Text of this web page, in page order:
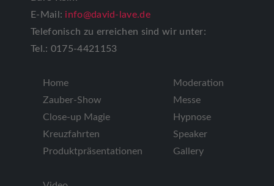
E-Mail: info@david-lave.de
Telefonisch zu erreichen sind wir unter:
Tel.: 0175-4421153
Home
Zauber-Show
Close-up Magie
Kreuzfahrten
Produktpräsentationen
Moderation
Messe
Hypnose
Speaker
Gallery